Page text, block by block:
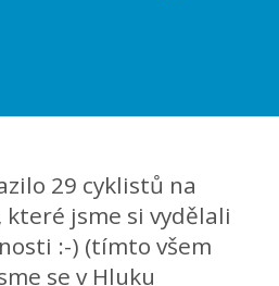
29 cyklistů na
které jsme si vydělali
:-) (tímto všem
se v Hluku